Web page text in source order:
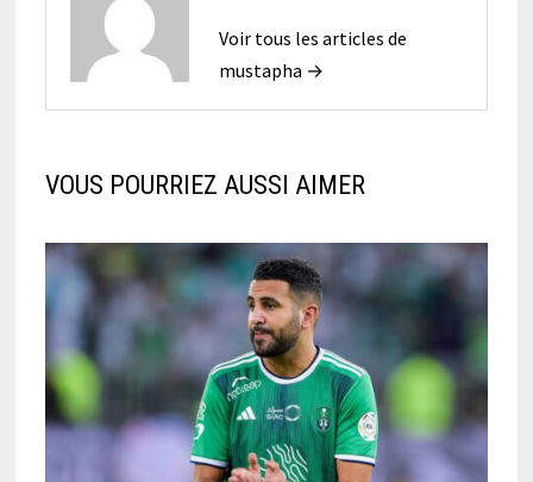
Voir tous les articles de
mustapha →
VOUS POURRIEZ AUSSI AIMER